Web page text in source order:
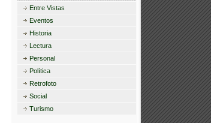
Entre Vistas
Eventos
Historia
Lectura
Personal
Política
Retrofoto
Social
Turismo